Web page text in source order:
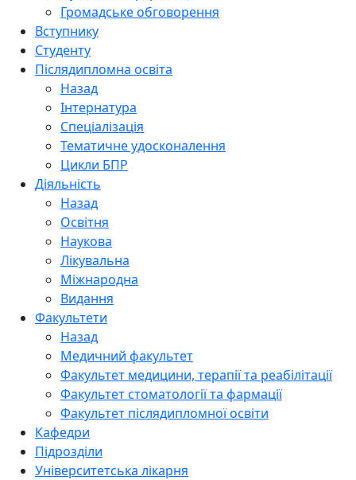
Громадське обговорення
Вступнику
Студенту
Післядипломна освіта
Назад
Інтернатура
Спеціалізація
Тематичне удосконалення
Цикли БПР
Діяльність
Назад
Освітня
Наукова
Лікувальна
Міжнародна
Видання
Факультети
Назад
Медичний факультет
Факультет медицини, терапії та реабілітації
Факультет стоматології та фармації
Факультет післядипломної освіти
Кафедри
Підрозділи
Університетська лікарня